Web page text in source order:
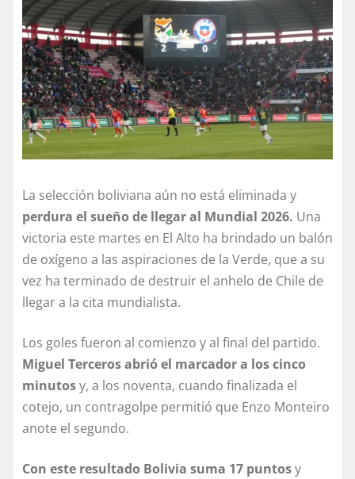
La selección boliviana aún no está eliminada y
perdura el sueño de llegar al Mundial 2026. Una
victoria este martes en El Alto ha brindado un balón
de oxígeno a las aspiraciones de la Verde, que a su
vez ha terminado de destruir el anhelo de Chile de
llegar a la cita mundialista.
Los goles fueron al comienzo y al final del partido.
Miguel Terceros abrió el marcador a los cinco
minutosy, a los noventa, cuando finalizada el
cotejo, un contragolpe permitió que Enzo Monteiro
anote el segundo.
Con este resultado Bolivia suma 17 puntosy